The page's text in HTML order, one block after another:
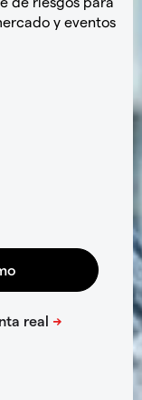
y eventos